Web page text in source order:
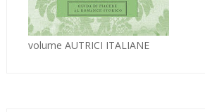
volume AUTRICI ITALIANE